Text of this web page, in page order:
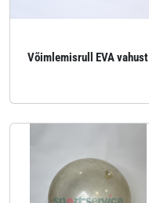
Võimlemisrull EVA vahust